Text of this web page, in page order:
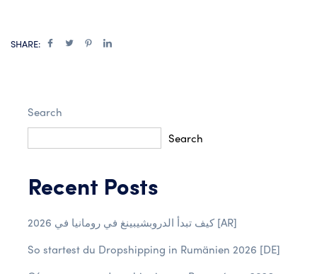
SHARE:
Search
Search
Recent Posts
كيف تبدأ الدروبشيبينغ في رومانيا في 2026 [AR]
So startest du Dropshipping in Rumänien 2026 [DE]